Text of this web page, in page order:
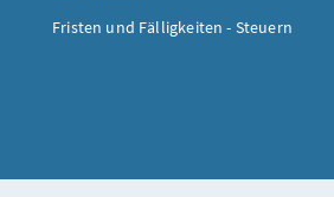
Fristen und Fälligkeiten - Steuern